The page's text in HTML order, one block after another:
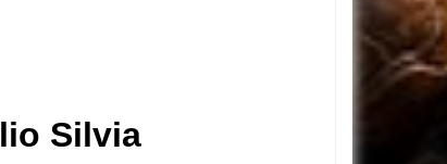
Silvia